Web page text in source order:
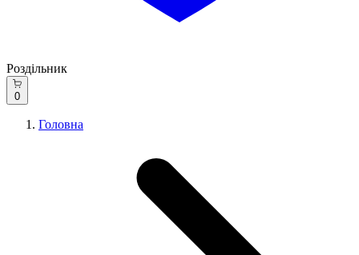
Роздільник
0
Головна